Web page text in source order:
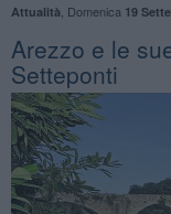
Attualità Domenica 19
Arezzo e le
Setteponti